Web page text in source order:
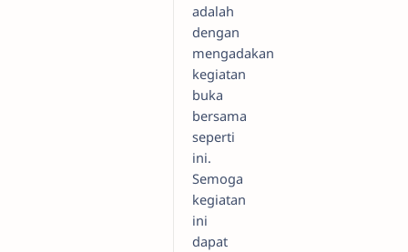
adalah
dengan
mengadakan
kegiatan
buka
bersama
seperti
ini.
Semoga
kegiatan
ini
dapat